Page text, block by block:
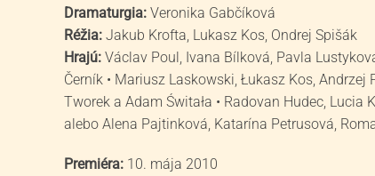
Dramaturgia: Veronika Gabčíková
Réžia: Jakub Krofta, Lukasz Kos, Ondrej Spišák
Hrajú: Václav Poul, Ivana Bílková, Pavla
Černík • Mariusz Laskowski, Łukasz Kos,
Tworek a Adam Świtała • Radovan Hudec,
alebo Alena Pajtinková, Katarína Petrusová,
Premiéra: 10. mája 2010